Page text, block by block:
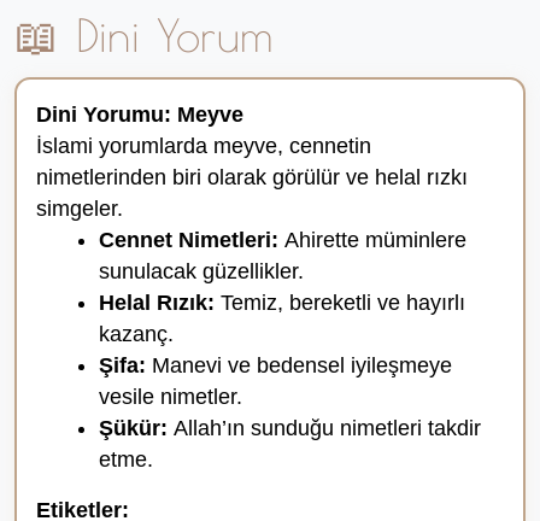
📖 Dini Yorum
Dini Yorumu: Meyve
İslami yorumlarda meyve, cennetin
nimetlerinden biri olarak görülür ve helal rızkı
simgeler.
Cennet Nimetleri: Ahirette müminlere
sunulacak güzellikler.
Helal Rızık: Temiz, bereketli ve hayırlı
kazanç.
Şifa: Manevi ve bedensel iyileşmeye
vesile nimetler.
Şükür: Allah’ın sunduğu nimetleri takdir
etme.
Etiketler: